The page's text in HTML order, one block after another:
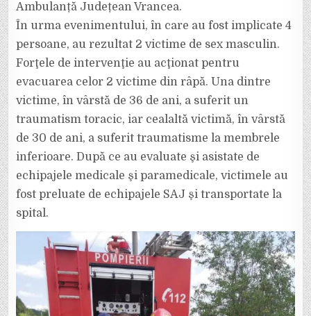
Ambulanță Județean Vrancea.
În urma evenimentului, în care au fost implicate 4
persoane, au rezultat 2 victime de sex masculin.
Forţele de intervenţie au acţionat pentru
evacuarea celor 2 victime din râpă. Una dintre
victime, în vârstă de 36 de ani, a suferit un
traumatism toracic, iar cealaltă victimă, în vârstă
de 30 de ani, a suferit traumatisme la membrele
inferioare. După ce au evaluate şi asistate de
echipajele medicale şi paramedicale, victimele au
fost preluate de echipajele SAJ şi transportate la
spital.